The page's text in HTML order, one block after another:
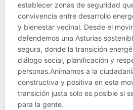
establecer zonas de seguridad
convivencia entre desarrollo
y bienestar vecinal. Desde el
defendemos una Asturias
segura, donde la transición
diálogo social, planificación y
personas.Animamos a la
constructiva y positiva en esta
transición justa solo es posible si
para la gente.